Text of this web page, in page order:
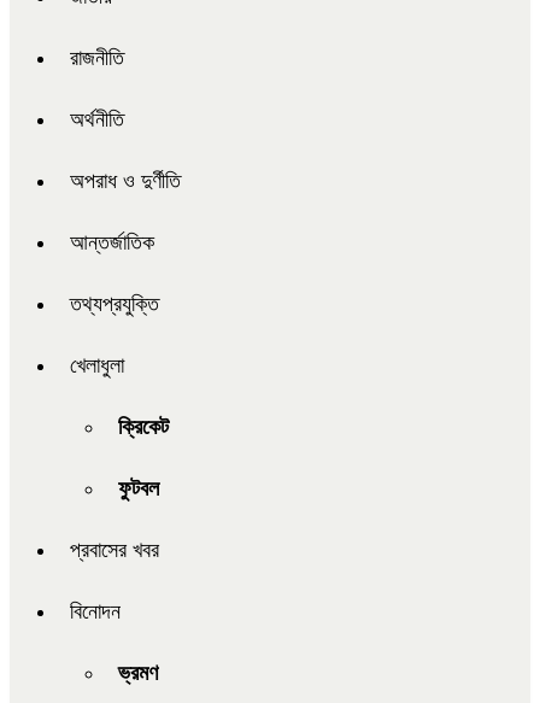
রাজনীতি
অর্থনীতি
অপরাধ ও দুর্ণীতি
আন্তর্জাতিক
তথ্যপ্রযুক্তি
খেলাধুলা
ক্রিকেট
ফুটবল
প্রবাসের খবর
বিনোদন
ভ্রমণ